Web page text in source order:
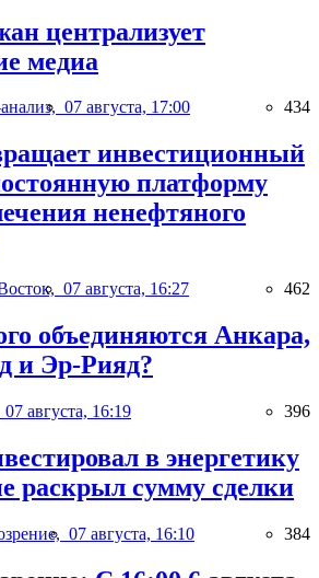
централизует
медиа
07 августа, 17:00 434
инвестиционный
платформу
ненефтяного
07 августа, 16:27 462
объединяются Анкара,
и Эр-Рияд?
07 августа, 16:19 396
в энергетику
раскрыл сумму сделки
07 августа, 16:10 384